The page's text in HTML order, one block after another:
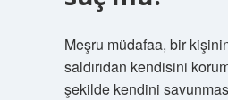
Meşru müdafaa, bir
saldırıdan kendisini
şekilde kendini